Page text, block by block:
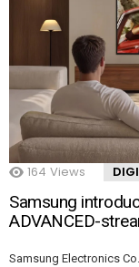
164 Views
Samsung
ADVANCED-
Samsung Electronics